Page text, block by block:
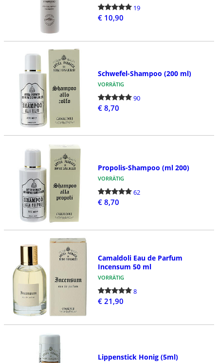
19
€ 10,90
Schwefel-Shampoo (200 ml)
VORRÄTIG
90
€ 8,70
Propolis-Shampoo (ml 200)
VORRÄTIG
62
€ 8,70
Camaldoli Eau de Parfum
Incensum 50 ml
VORRÄTIG
8
€ 21,90
Lippenstick Honig (5ml)